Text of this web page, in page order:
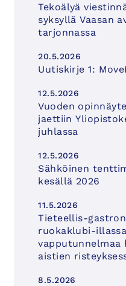
Tekoälyä
syksyllä Vaasan
tarjonnassa
20.5.2026
Uutiskirje 1:
12.5.2026
Vuoden
jaettiin
juhlassa
12.5.2026
Sähköinen
kesällä 2026
11.5.2026
Tieteellis-
ruokaklubi-
vapputunnelmaa
aistien
8.5.2026